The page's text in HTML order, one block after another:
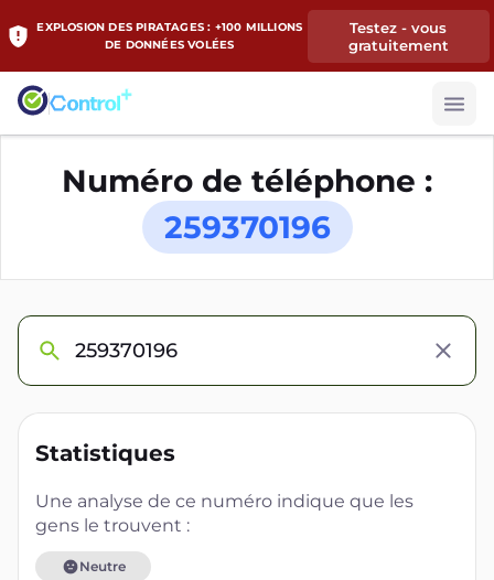
EXPLOSION DES PIRATAGES : +100 MILLIONS
DE DONNÉES VOLÉES
Testez - vous
gratuitement
Numéro de téléphone :
259370196
Statistiques
Une analyse de ce numéro indique que les
gens le trouvent :
Neutre